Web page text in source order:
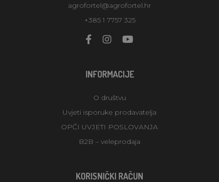
agrofortel@agrofortel.hr
+385 1 7757 325
INFORMACIJE
O društvu
Uvjeti isporuke prodavatelja
OPĆI UVJETI POSLOVANJA
B2B – veleprodaja
KORISNIČKI RAČUN